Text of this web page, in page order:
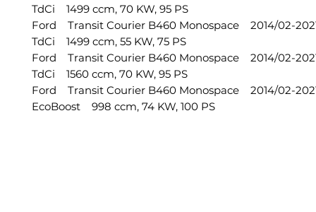
TdCi 1499 ccm, 70 KW, 95 PS
Ford Transit Courier B460 Monospace 2014/02-
TdCi 1499 ccm, 55 KW, 75 PS
Ford Transit Courier B460 Monospace 2014/02-
TdCi 1560 ccm, 70 KW, 95 PS
Ford Transit Courier B460 Monospace 2014/02-
EcoBoost 998 ccm, 74 KW, 100 PS